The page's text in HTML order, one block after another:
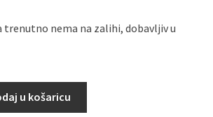
trenutno nema na zalihi, dobavljiv u
u košaricu